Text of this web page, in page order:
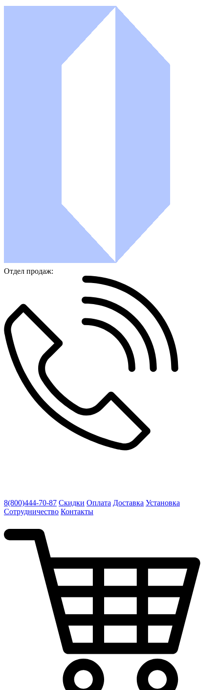
Отдел продаж:
8(800)444-70-87 Скидки Оплата Доставка Установка
Сотрудничество Контакты